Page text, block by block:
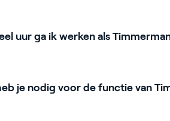
uur ga ik werken als
je nodig voor de functie van